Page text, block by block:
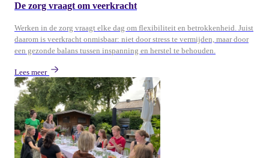
De zorg vraagt om veerkracht
Werken in de zorg vraagt elke dag om flexibiliteit en betrokkenheid. Juist
daarom is veerkracht onmisbaar: niet door stress te vermijden, maar door
een gezonde balans tussen inspanning en herstel te behouden.
Lees meer